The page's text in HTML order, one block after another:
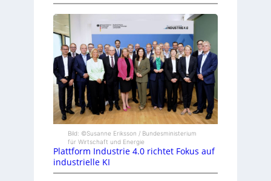
Bild: ©Susanne Eriksson / Bundesministerium
für Wirtschaft und Energie
Plattform Industrie 4.0 richtet Fokus auf
industrielle KI